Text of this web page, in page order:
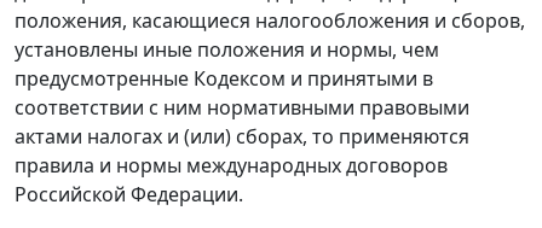
положения, касающиеся налогообложения и сборов,
установлены иные положения и нормы, чем
предусмотренные Кодексом и принятыми в
соответствии с ним нормативными правовыми
актами налогах и (или) сборах, то применяются
правила и нормы международных договоров
Российской Федерации.